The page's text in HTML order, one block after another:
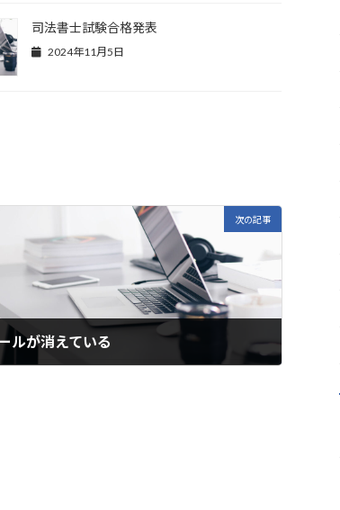
司法書士試験合格発表
2024年11月5日
次の記事
ルが消えている